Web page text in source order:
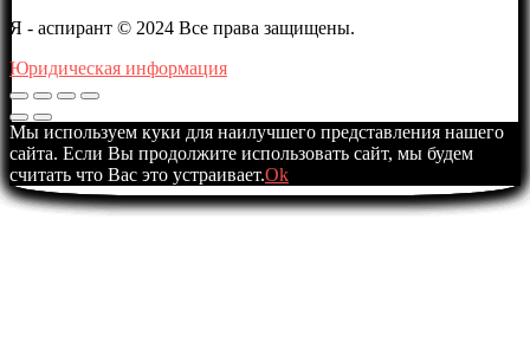
Я - аспирант © 2024 Все права защищены.
Юридическая информация
Мы используем куки для наилучшего представления нашего
сайта. Если Вы продолжите использовать сайт, мы будем
считать что Вас это устраивает.Ok